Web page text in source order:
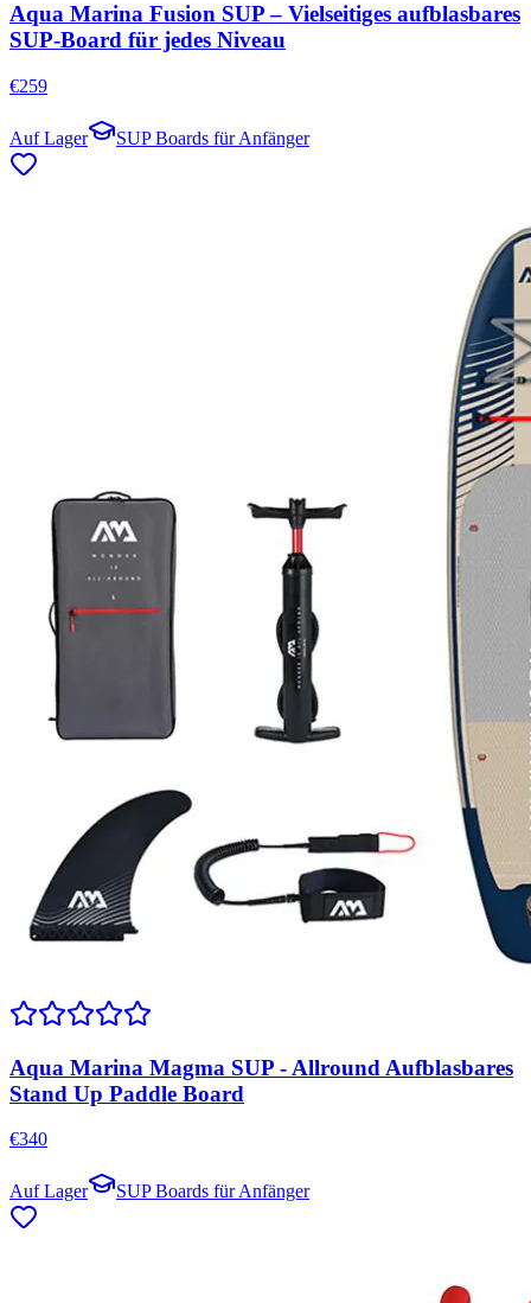
Aqua Marina Fusion SUP – Vielseitiges aufblasbares
SUP-Board für jedes Niveau
€259
Auf Lager SUP Boards für Anfänger
Aqua Marina Magma SUP - Allround Aufblasbares
Stand Up Paddle Board
€340
Auf Lager SUP Boards für Anfänger